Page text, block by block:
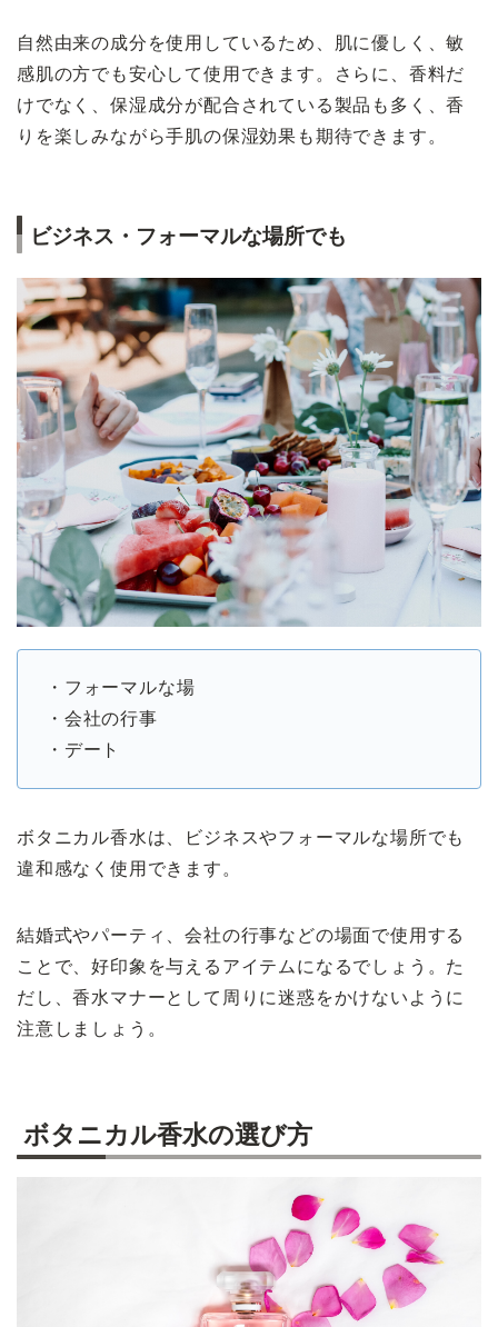
自然由来の成分を使用しているため、肌に優しく、敏
感肌の方でも安心して使用できます。さらに、香料だ
けでなく、保湿成分が配合されている製品も多く、香
りを楽しみながら手肌の保湿効果も期待できます。
ビジネス・フォーマルな場所でも
・フォーマルな場
・会社の行事
・デート
ボタニカル香水は、ビジネスやフォーマルな場所でも
違和感なく使用できます。
結婚式やパーティ、会社の行事などの場面で使用する
ことで、好印象を与えるアイテムになるでしょう。た
だし、香水マナーとして周りに迷惑をかけないように
注意しましょう。
ボタニカル香水の選び方